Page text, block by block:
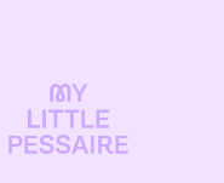
votre avis
Emagina”
publier un avis.